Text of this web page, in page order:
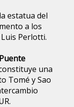
estatua del
a los
Perlotti.
Puente
una
Tomé y Sao